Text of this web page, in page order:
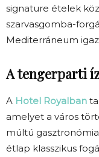
signature ételek
szarvasgomba-
Mediterráneum
A tengerparti
A Hotel Royalban
amelyet a város
múltú
étlap klasszikus